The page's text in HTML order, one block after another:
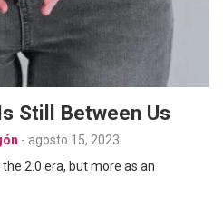
Still Between Us
- agosto 15, 2023
2.0 era, but more as an